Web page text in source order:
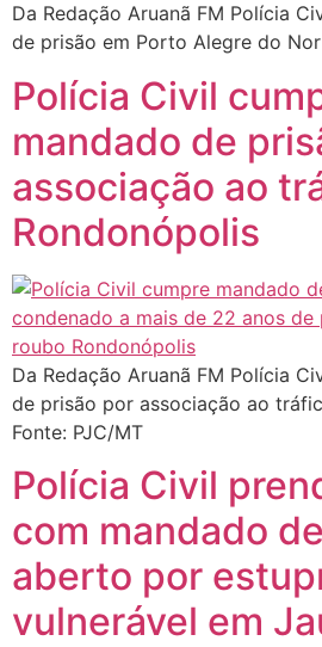
Da Redação Aruanã FM Polícia
de prisão em Porto Alegre do
Polícia Civil
mandado de
associação ao
Rondonópolis
Da Redação Aruanã FM Polícia
de prisão por associação ao
Fonte: PJC/MT
Polícia Civil
com mandado
aberto por
vulnerável em